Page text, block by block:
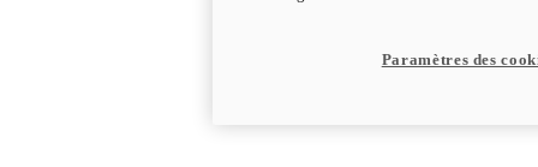
Paramètres des